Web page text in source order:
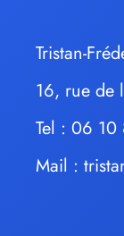
Tristan-
16, rue de
Tel : 06
Mail :